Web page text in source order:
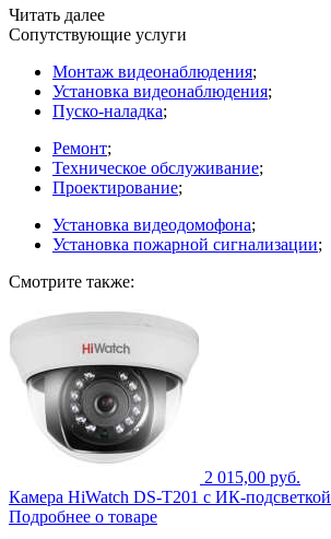
Читать далее
Сопутствующие услуги
Монтаж видеонаблюдения;
Установка видеонаблюдения;
Пуско-наладка;
Ремонт;
Техническое обслуживание;
Проектирование;
Установка видеодомофона;
Установка пожарной сигнализации;
Смотрите также:
2 015,00 руб.
Камера HiWatch DS-T201 с ИК-подсветкой
Подробнее о товаре